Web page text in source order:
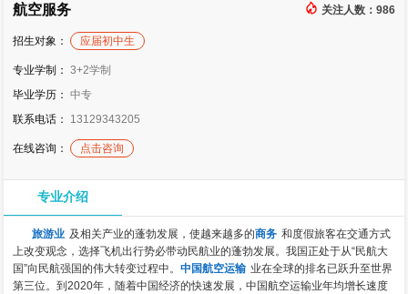
关注人数： 986
航空服务
招生对象： 应届初中生
专业学制：3+2学制
毕业学历：中专
联系电话： 13129343205
在线咨询： 点击咨询
专业介绍
旅游业 及相关产业的蓬勃发展，使越来越多的商务 和度假旅客在交通方式
上改变观念，选择飞机出行势必带动民航业的蓬勃发展。我国正处于从“民航大
国”向民航强国的伟大转变过程中。中国航空运输 业在全球的排名已跃升至世界
第三位。到2020年，随着中国经济的快速发展，中国航空运输业年均增长速度